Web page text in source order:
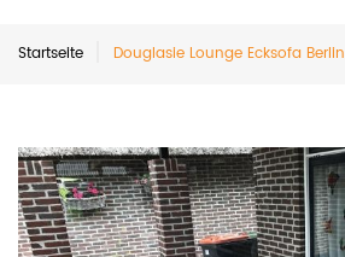
Startseite Douglasie Lounge Ecksofa Berlin